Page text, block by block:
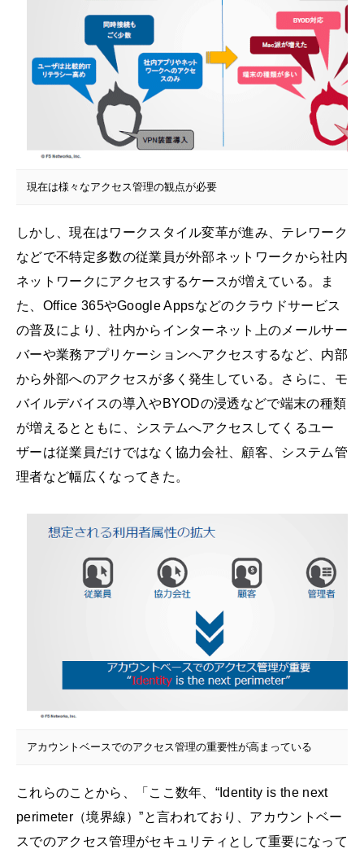
現在は様々なアクセス管理の観点が必要
しかし、現在はワークスタイル変革が進み、テレワーク
などで不特定多数の従業員が外部ネットワークから社内
ネットワークにアクセスするケースが増えている。ま
た、Office 365やGoogle Appsなどのクラウドサービス
の普及により、社内からインターネット上のメールサー
バーや業務アプリケーションへアクセスするなど、内部
から外部へのアクセスが多く発生している。さらに、モ
バイルデバイスの導入やBYODの浸透などで端末の種類
が増えるとともに、システムへアクセスしてくるユー
ザーは従業員だけではなく協力会社、顧客、システム管
理者など幅広くなってきた。
アカウントベースでのアクセス管理の重要性が高まっている
これらのことから、「ここ数年、“Identity is the next
perimeter（境界線）”と言われており、アカウントベー
スでのアクセス管理がセキュリティとして重要になって